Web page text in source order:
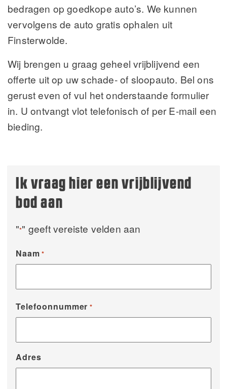
bedragen op goedkope auto’s. We kunnen
vervolgens de auto gratis ophalen uit
Finsterwolde.
Wij brengen u graag geheel vrijblijvend een
offerte uit op uw schade- of sloopauto. Bel ons
gerust even of vul het onderstaande formulier
in. U ontvangt vlot telefonisch of per E-mail een
bieding.
Ik vraag hier een vrijblijvend
bod aan
"*" geeft vereiste velden aan
Naam *
Telefoonnummer *
Adres